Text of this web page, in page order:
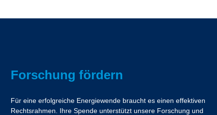
Forschung fördern
Für eine erfolgreiche Energiewende braucht es einen effektiven
Rechtsrahmen. Ihre Spende unterstützt unsere Forschung und